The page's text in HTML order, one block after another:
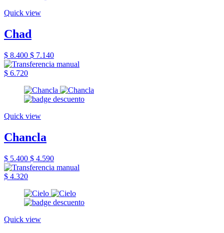
Quick view
Chad
$ 8.400 $ 7.140
$ 6.720
Quick view
Chancla
$ 5.400 $ 4.590
$ 4.320
Quick view